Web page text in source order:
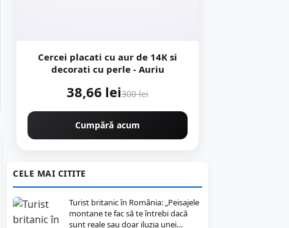
Cercei placati cu aur de 14K si
decorati cu perle - Auriu
38,66 lei300 lei
Cumpără acum
CELE MAI CITITE
Turist britanic în România: „Peisajele
montane te fac să te întrebi dacă
sunt reale sau doar iluzia unei